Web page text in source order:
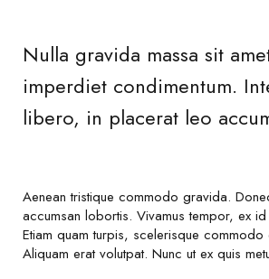
Nulla gravida massa sit
imperdiet condimentum.
libero, in placerat leo
Aenean tristique commodo gravida.
accumsan lobortis. Vivamus tempor, ex
Etiam quam turpis, scelerisque
Aliquam erat volutpat. Nunc ut ex quis